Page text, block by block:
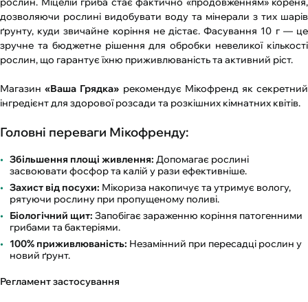
дозволяючи рослині видобувати воду та мінерали з тих шарів
ґрунту, куди звичайне коріння не дістає. Фасування 10 г — це
зручне та бюджетне рішення для обробки невеликої кількості
рослин, що гарантує їхню приживлюваність та активний ріст.
Магазин«Ваша Грядка» рекомендує Мікофренд як секретний
інгредієнт для здорової розсади та розкішних кімнатних квітів.
Головні переваги Мікофренду:
Збільшення площі живлення: Допомагає рослині
засвоювати фосфор та калій у рази ефективніше.
Захист від посухи: Мікориза накопичує та утримує вологу,
рятуючи рослину при пропущеному поливі.
Біологічний щит: Запобігає зараженню коріння патогенними
грибами та бактеріями.
100% приживлюваність: Незамінний при пересадці рослин у
новий ґрунт.
Регламент застосування